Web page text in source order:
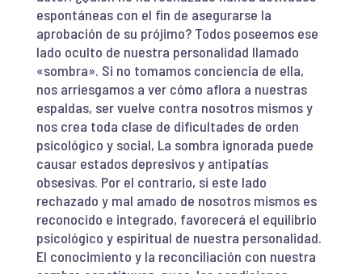
espontáneas con el fin de asegurarse la
aprobación de su prójimo? Todos poseemos ese
lado oculto de nuestra personalidad llamado
«sombra». Si no tomamos conciencia de ella,
nos arriesgamos a ver cómo aflora a nuestras
espaldas, ser vuelve contra nosotros mismos y
nos crea toda clase de dificultades de orden
psicológico y social, La sombra ignorada puede
causar estados depresivos y antipatías
obsesivas. Por el contrario, si este lado
rechazado y mal amado de nosotros mismos es
reconocido e integrado, favorecerá el equilibrio
psicológico y espiritual de nuestra personalidad.
El conocimiento y la reconciliación con nuestra